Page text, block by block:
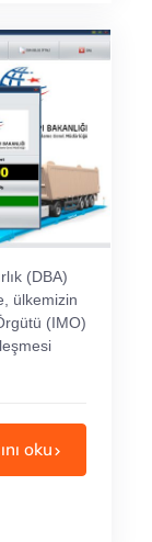
(DBA)
ülkemizin
(IMO)
oku